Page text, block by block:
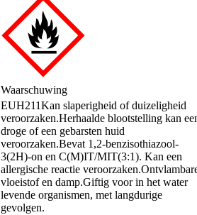
Waarschuwing
EUH211Kan slaperigheid of duizeligheid
veroorzaken.Herhaalde blootstelling kan
droge of een gebarsten huid
veroorzaken.Bevat 1,2-benzisothiazool-
3(2H)-on en C(M)IT/MIT(3:1). Kan een
allergische reactie veroorzaken.
vloeistof en damp.Giftig voor in het water
levende organismen, met langdurige
gevolgen.